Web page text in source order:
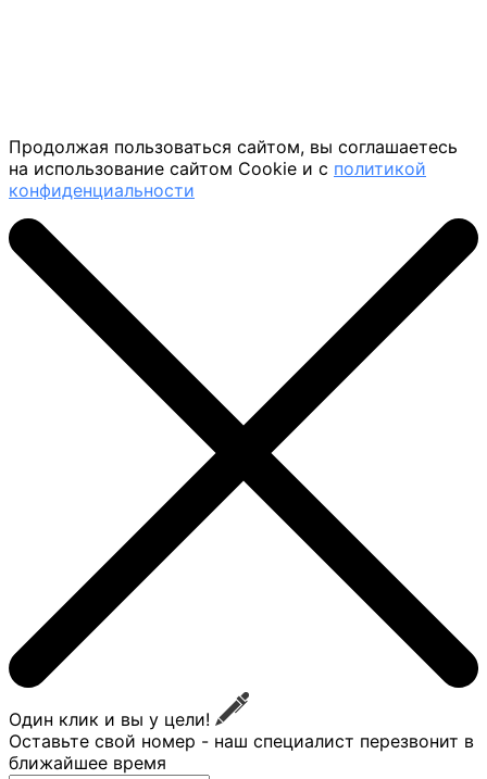
Продолжая пользоваться сайтом, вы соглашаетесь
на использование сайтом Cookie и с политикой
конфиденциальности
Один клик и вы у цели!
Оставьте свой номер - наш специалист перезвонит в
ближайшее время